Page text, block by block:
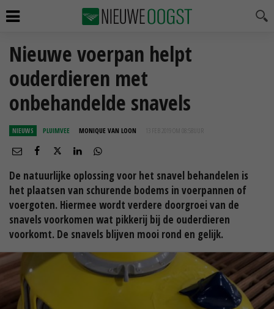
Nieuwe voerpan helpt
ouderdieren met
onbehandelde snavels
NIEUWS PLUIMVEE MONIQUE VAN LOON 13 FEB 2019 OM 08:58
De natuurlijke oplossing voor het snavel behandelen is
het plaatsen van schurende bodems in voerpannen of
voergoten. Hiermee wordt verdere doorgroei van de
snavels voorkomen wat pikkerij bij de ouderdieren
voorkomt. De snavels blijven mooi rond en gelijk.